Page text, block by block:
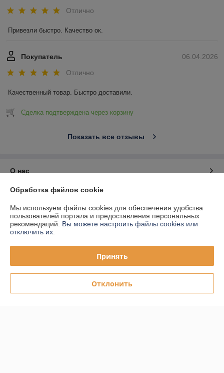
Отлично
Привезли быстро. Качество ок.
06.04.2026
Покупатель
Отлично
Качественный товар. Быстро доставили.
Сделка подтверждена через корзину
Показать все отзывы
О нас
Контакты
Доставка и оплата
Полная версия сайта
Политика обработки cookies
Обработка файлов cookie
Мы используем файлы cookies для обеспечения удобства
пользователей портала и предоставления персональных
рекомендаций. Вы можете настроить файлы cookies или
отключить их.
Принять
Отклонить